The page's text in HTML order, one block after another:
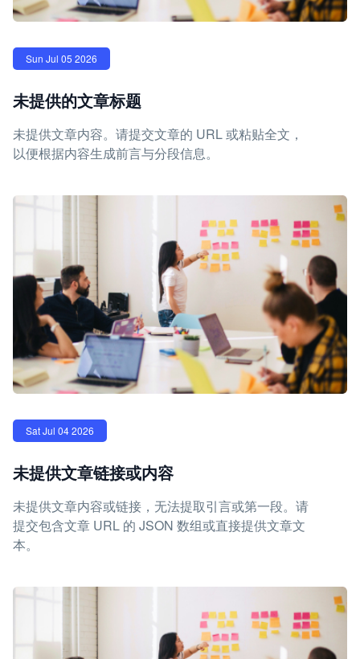
Sun Jul 05 2026
未提供的文章标题
未提供文章内容。请提交文章的 URL 或粘贴全文，
以便根据内容生成前言与分段信息。
Sat Jul 04 2026
未提供文章链接或内容
未提供文章内容或链接，无法提取引言或第一段。请
提交包含文章 URL 的 JSON 数组或直接提供文章文
本。